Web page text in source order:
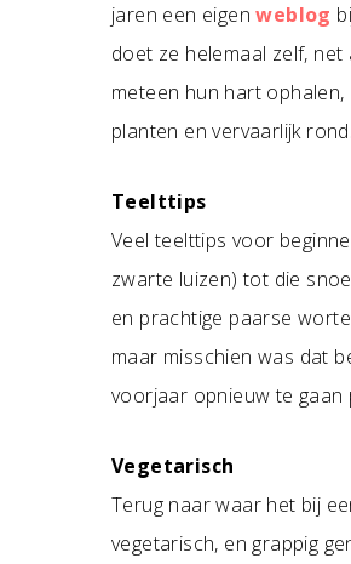
jaren een eigenweblog
doet ze helemaal zelf,
meteen hun hart
planten en vervaarlijk
Teelttips
Veel teelttips voor
zwarte luizen) tot die
en prachtige paarse
maar misschien was dat
voorjaar opnieuw te gaan
Vegetarisch
Terug naar waar het bij
vegetarisch, en grappig